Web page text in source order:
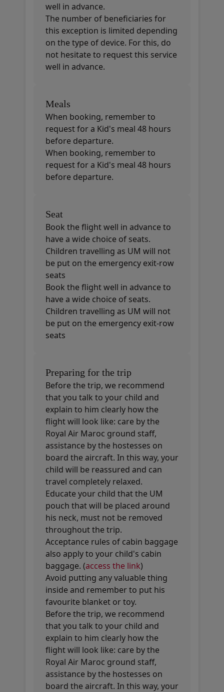
well in advance.
The number of beneficiaries for
this exception is limited depending
on the type of device. For this, do
not hesitate to request this service
well in advance.
Meals
When booking, remember to
request for a Kid's meal 48 hours
before departure.
When booking, remember to
request for a Kid's meal 48 hours
before departure.
Seat
Book the flight well in advance to
have a wide choice of seats.
Children travelling as UM will not
be put on the emergency exit-row
seats
Book the flight well in advance to
have a wide choice of seats.
Children travelling as UM will not
be put on the emergency exit-row
seats
Preparing for the trip
Before the trip, we recommend
that you talk to your child and
explain to him clearly how the
flight will look like: care by the
Royal Air Maroc ground staff,
assistance by the hostesses on
board the aircraft. In this way, your
child will be reassured and can
travel completely relaxed.
Educate your child that the UM
pouch that will be placed around
his neck, must not be removed
throughout the trip.
Acceptance rules of cabin baggage
also apply to your child's cabin
baggage. (access the link)
Avoid putting any valuable thing
inside and remember to put his
favourite blanket or toy.
Before the trip, we recommend
that you talk to your child and
explain to him clearly how the
flight will look like: care by the
Royal Air Maroc ground staff,
assistance by the hostesses on
board the aircraft. In this way, your